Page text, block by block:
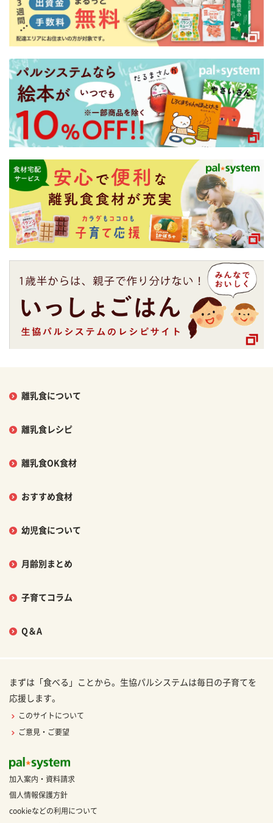
離乳食について
離乳食レシピ
離乳食OK食材
おすすめ食材
幼児食について
月齢別まとめ
子育てコラム
Q＆A
まずは「食べる」ことから。生協パルシステムは毎日の子育てを
応援します。
このサイトについて
ご意見・ご要望
加入案内・資料請求
個人情報保護方針
cookieなどの利用について